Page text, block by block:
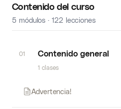
Contenido del curso
5 módulos · 122 lecciones
01 Contenido general
1 clases
Advertencia!